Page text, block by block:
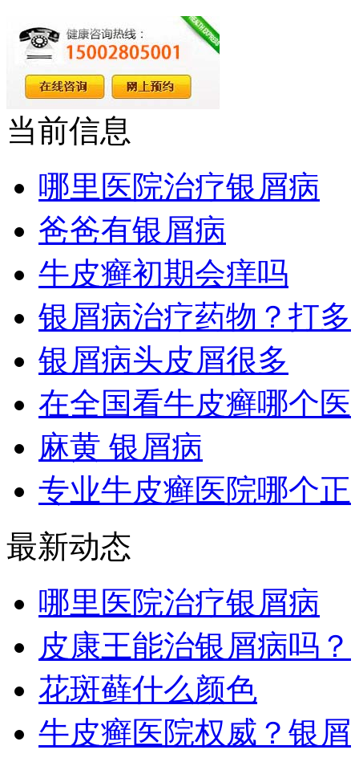
当前信息
哪里医院治疗银屑病
爸爸有银屑病
牛皮癣初期会痒吗
银屑病治疗药物？打多
银屑病头皮屑很多
在全国看牛皮癣哪个医
麻黄 银屑病
专业牛皮癣医院哪个正
最新动态
哪里医院治疗银屑病
皮康王能治银屑病吗？
花斑藓什么颜色
牛皮癣医院权威？银屑